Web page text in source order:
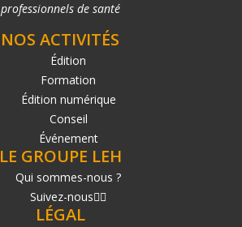
professionnels de santé
NOS ACTIVITÉS
Édition
Formation
Édition numérique
Conseil
Événement
LE GROUPE LEH
Qui sommes-nous ?
Suivez-nous
LÉGAL